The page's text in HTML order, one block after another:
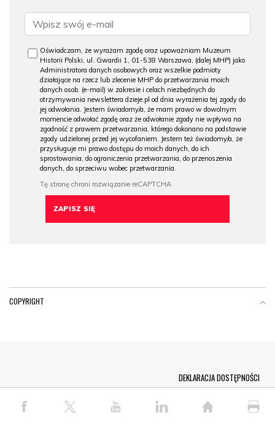
Oświadczam, że wyrażam zgodę oraz upoważniam Muzeum
Historii Polski, ul. Gwardii 1, 01-538 Warszawa, (dalej MHP) jako
Administratora danych osobowych oraz wszelkie podmioty
działające na rzecz lub zlecenie MHP do przetwarzania moich
danych osob. (e-mail) w zakresie i celach niezbędnych do
otrzymywania newslettera dzieje.pl od dnia wyrażenia tej zgody do
jej odwołania. Jestem świadomy/a, że mam prawo w dowolnym
momencie odwołać zgodę oraz że odwołanie zgody nie wpływa na
zgodność z prawem przetwarzania, którego dokonano na podstawie
zgody udzielonej przed jej wycofaniem. Jestem też świadomy/a, że
przysługuje mi prawo dostępu do moich danych, do ich
sprostowania, do ograniczenia przetwarzania, do przenoszenia
danych, do sprzeciwu wobec przetwarzania.
COPYRIGHT
© COPYRIGHT PAP 2026
DEKLARACJA DOSTĘPNOŚCI